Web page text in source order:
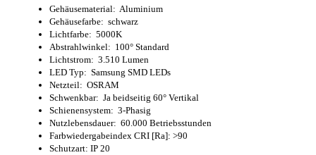
Gehäusematerial: Aluminium
Gehäusefarbe: schwarz
Lichtfarbe: 5000K
Abstrahlwinkel: 100° Standard
Lichtstrom: 3.510 Lumen
LED Typ: Samsung SMD LEDs
Netzteil: OSRAM
Schwenkbar: Ja beidseitig 60° Vertikal
Schienensystem: 3-Phasig
Nutzlebensdauer: 60.000 Betriebsstunden
Farbwiedergabeindex CRI [Ra]: >90
Schutzart: IP 20